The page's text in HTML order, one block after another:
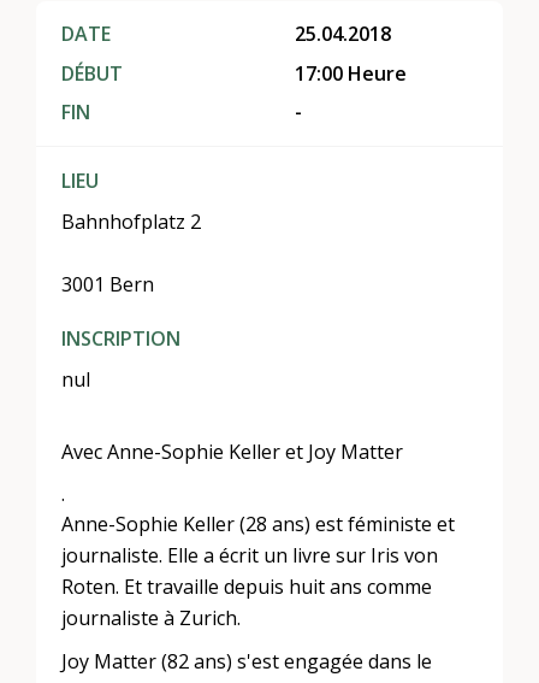
DATE
DÉBUT
FIN
25.04.2018
17:00 Heure
-
LIEU
Bahnhofplatz 2
3001 Bern
INSCRIPTION
nul
Avec Anne-Sophie Keller et Joy Matter
.
Anne-Sophie Keller (28 ans) est féministe et
journaliste. Elle a écrit un livre sur Iris von
Roten. Et travaille depuis huit ans comme
journaliste à Zurich.
Joy Matter (82 ans) s'est engagée dans le